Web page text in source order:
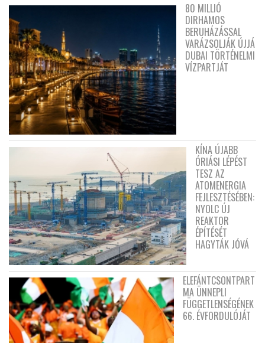
80 MILLIÓ
DIRHAMOS
BERUHÁZÁSSAL
VARÁZSOLJÁK ÚJJÁ
DUBAI TÖRTÉNELMI
VÍZPARTJÁT
KÍNA ÚJABB
ÓRIÁSI LÉPÉST
TESZ AZ
ATOMENERGIA
FEJLESZTÉSÉBEN:
NYOLC ÚJ
REAKTOR
ÉPÍTÉSÉT
HAGYTÁK JÓVÁ
ELEFÁNTCSONTPART
MA ÜNNEPLI
FÜGGETLENSÉGÉNEK
66. ÉVFORDULÓJÁT